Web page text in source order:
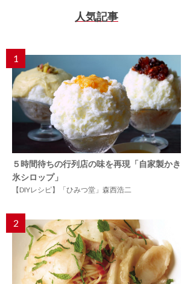
人気記事
1
５時間待ちの行列店の味を再現「自家製かき
氷シロップ」
【DIYレシピ】「ひみつ堂」森西浩二
2